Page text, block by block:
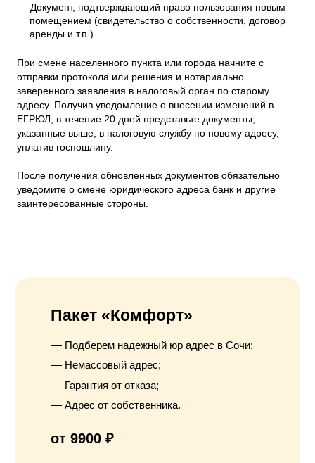
Документ, подтверждающий право пользования новым
помещением (свидетельство о собственности, договор
аренды и т.п.).
При смене населенного пункта или города начните с
отправки протокола или решения и нотариально
заверенного заявления в налоговый орган по старому
адресу. Получив уведомление о внесении изменений в
ЕГРЮЛ, в течение 20 дней представьте документы,
указанные выше, в налоговую службу по новому адресу,
уплатив госпошлину.
После получения обновленных документов обязательно
уведомите о смене юридического адреса банк и другие
заинтересованные стороны.
Пакет «Комфорт»
Подберем надежный юр адрес в Сочи;
Немассовый адрес;
Гарантия от отказа;
Адрес от собственника.
от 9900 ₽